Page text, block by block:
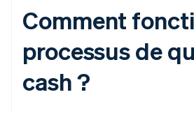
Comment
processus de
cash ?